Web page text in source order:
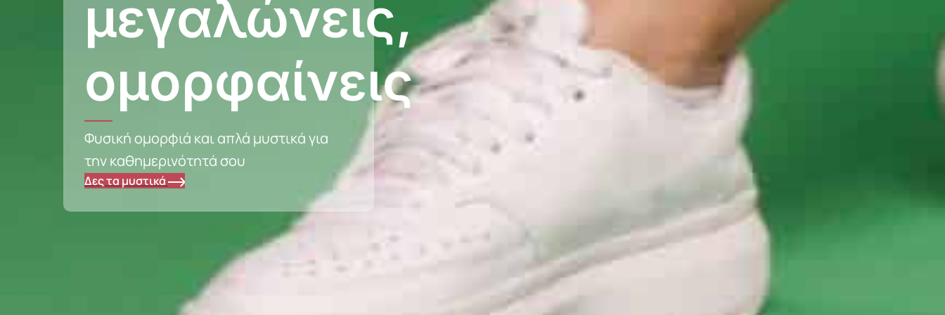
μεγαλώνεις,
ομορφαίνεις
Φυσική ομορφιά και απλά μυστικά για
την καθημερινότητά σου
Δες τα μυστικά